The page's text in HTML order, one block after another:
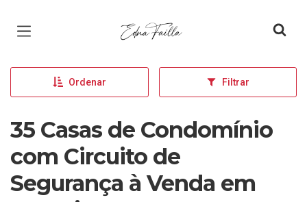
Página inicial
Ordenar Filtrar
35 Casas de Condomínio
com Circuito de
Segurança à Venda em